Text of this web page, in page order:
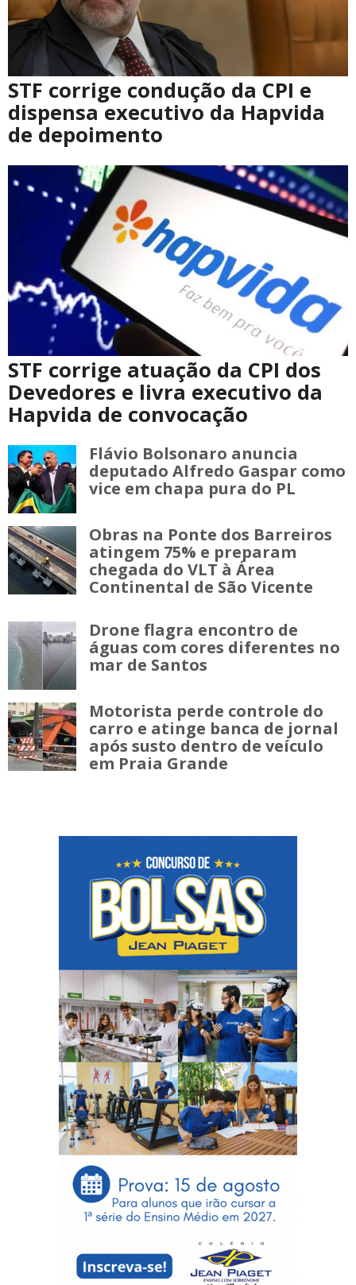
STF corrige condução da CPI e
dispensa executivo da Hapvida
de depoimento
STF corrige atuação da CPI dos
Devedores e livra executivo da
Hapvida de convocação
Flávio Bolsonaro anuncia
deputado Alfredo Gaspar como
vice em chapa pura do PL
Obras na Ponte dos Barreiros
atingem 75% e preparam
chegada do VLT à Área
Continental de São Vicente
Drone flagra encontro de
águas com cores diferentes no
mar de Santos
Motorista perde controle do
carro e atinge banca de jornal
após susto dentro de veículo
em Praia Grande